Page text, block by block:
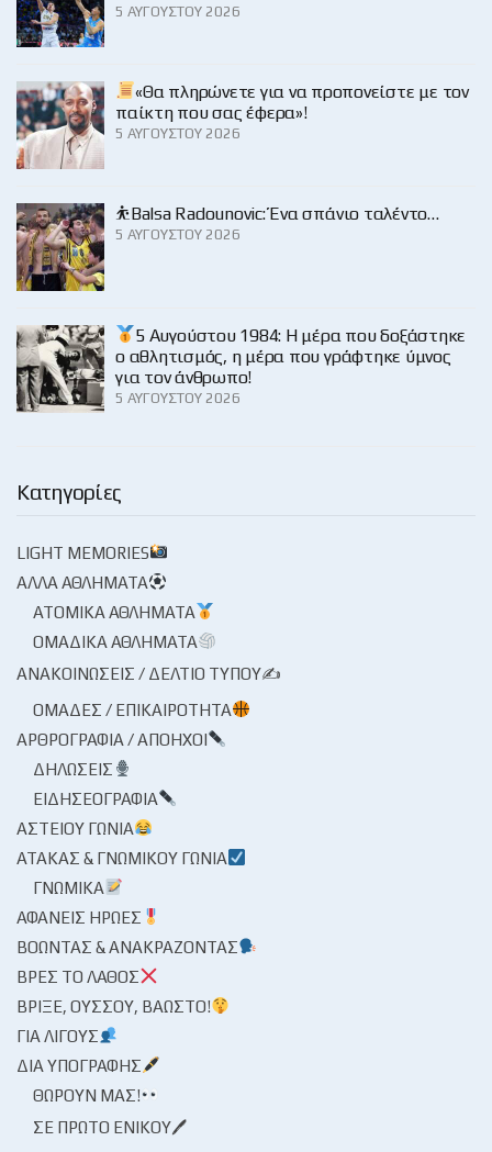
5 ΑΥΓΟΎΣΤΟΥ 2026
«Θα πληρώνετε για να προπονείστε με τον
παίκτη που σας έφερα»!
5 ΑΥΓΟΎΣΤΟΥ 2026
⛹️Balsa Radounovic: Ένα σπάνιο ταλέντο…
5 ΑΥΓΟΎΣΤΟΥ 2026
5 Αυγούστου 1984: Η μέρα που δοξάστηκε
ο αθλητισμός, η μέρα που γράφτηκε ύμνος
για τον άνθρωπο!
5 ΑΥΓΟΎΣΤΟΥ 2026
Κατηγορίες
LIGHT MEMORIES
ΆΛΛΑ ΑΘΛΉΜΑΤΑ
ΑΤΟΜΙΚΆ ΑΘΛΉΜΑΤΑ
ΟΜΑΔΙΚΆ ΑΘΛΉΜΑΤΑ
ΑΝΑΚΟΙΝΏΣΕΙΣ / ΔΕΛΤΊΟ ΤΎΠΟΥ✍
ΟΜΆΔΕΣ / ΕΠΙΚΑΙΡΌΤΗΤΑ
ΑΡΘΡΟΓΡΑΦΊΑ / ΑΠΌΗΧΟΙ
ΔΗΛΏΣΕΙΣ
ΕΙΔΗΣΕΟΓΡΑΦΊΑ
ΑΣΤΕΊΟΥ ΓΩΝΊΑ
ΑΤΆΚΑΣ & ΓΝΩΜΙΚΟΎ ΓΩΝΊΑ
ΓΝΩΜΙΚΆ
ΑΦΑΝΕΊΣ ΉΡΩΕΣ
ΒΟΏΝΤΑΣ & ΑΝΑΚΡΆΖΟΝΤΑΣ
ΒΡΕΣ ΤΟ ΛΆΘΟΣ
ΒΡΊΞΕ, ΟΎΣΣΟΥ, ΒΆΩΣΤΟ!
ΓΙΑ ΛΊΓΟΥΣ
ΔΙΑ ΥΠΟΓΡΑΦΉΣ
ΘΩΡΟΎΝ ΜΑΣ!
ΣΕ ΠΡΏΤΟ ΕΝΙΚΟΎ🖊